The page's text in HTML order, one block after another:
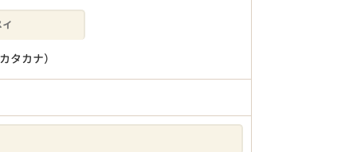
タカナ）